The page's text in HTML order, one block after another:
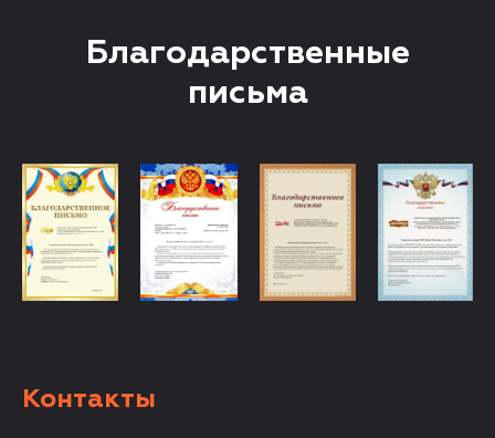
Благодарственные
письма
Контакты